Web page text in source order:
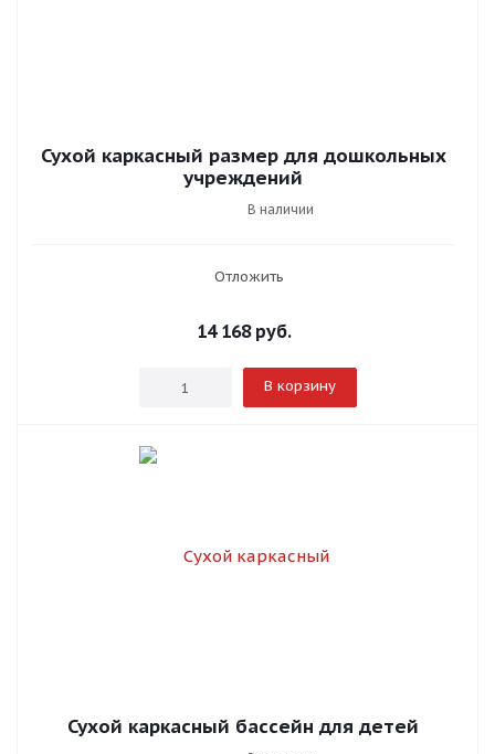
Сухой каркасный размер для дошкольных
учреждений
В наличии
Отложить
14 168руб.
В корзину
Сухой каркасный бассейн для детей